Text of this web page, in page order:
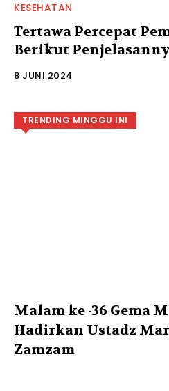
KESEHATAN
Tertawa Percepat
Berikut
8 JUNI 2024
TRENDING MINGGU INI
Malam ke -36 Gema
Hadirkan Ustadz
Zamzam